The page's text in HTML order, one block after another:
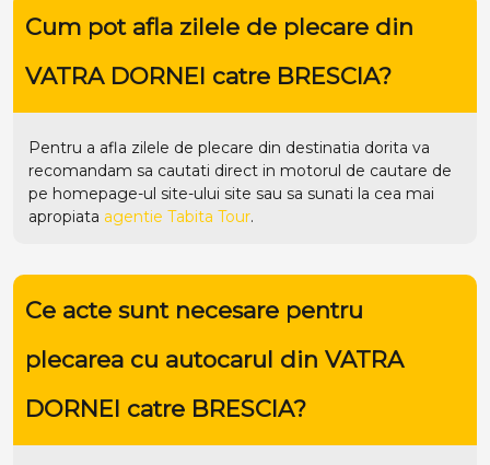
Cum pot afla zilele de plecare din
VATRA DORNEI catre BRESCIA?
Pentru a afla zilele de plecare din destinatia dorita va
recomandam sa cautati direct in motorul de cautare de
pe homepage-ul site-ului site sau sa sunati la cea mai
apropiata agentie Tabita Tour.
Ce acte sunt necesare pentru
plecarea cu autocarul din VATRA
DORNEI catre BRESCIA?